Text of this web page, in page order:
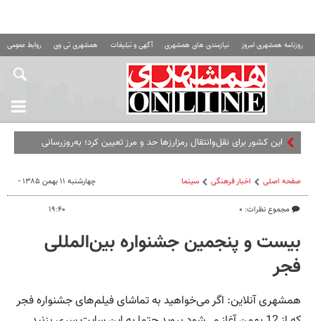
روزنامه همشهری امروز نیازمندی های همشهری آگهی و تبلیغات همشهری تی وی روابط عمومی
این کشور برای نقل‌وانتقال رمزارزها حد و مرز تعیین کرد؛ به‌روزرسانی
صفحه اصلی اخبار فرهنگی سینما
مجموع نظرات: ۰
چهارشنبه ۱۱ بهمن ۱۳۸۵ -
۱۹:۴۰
بیست و پنجمین جشنواره بین‌المللی
فجر
همشهری آنلاین: اگر می‌خواهید به تماشای فیلم‌های جشنواره فجر